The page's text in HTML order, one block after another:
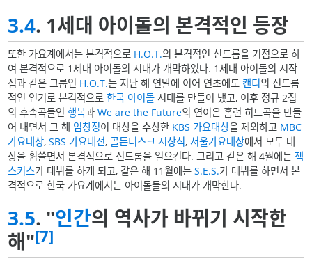
3.4. 1세대 아이돌의 본격적인 등장
또한 가요계에서는 본격적으로 H.O.T.의 본격적인 신드롬을 기점으로 하
여 본격적으로 1세대 아이돌의 시대가 개막하였다. 1세대 아이돌의 시작
점과 같은 그룹인 H.O.T.는 지난 해 연말에 이어 연초에도 캔디의 신드롬
적인 인기로 본격적으로한국 아이돌 시대를 만들어 냈고, 이후 정규 2집
의 후속곡들인행복과We are the Future의 연이은 홈런 히트곡을 만들
어 내면서 그 해 임창정이 대상을 수상한 KBS 가요대상을 제외하고 MBC
가요대상,SBS 가요대전,골든디스크 시상식,서울가요대상에서 모두 대
상을 휩쓸면서 본격적으로 신드롬을 일으킨다. 그리고 같은 해 4월에는 젝
스키스가 데뷔를 하게 되고, 같은 해 11월에는S.E.S.가 데뷔를 하면서 본
격적으로 한국 가요계에서는 아이돌들의 시대가 개막한다.
3.5. "인간의 역사가 바뀌기 시작한
해"[7]